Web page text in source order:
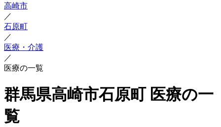
高崎市
／
石原町
／
医療・介護
／
医療の一覧
群馬県高崎市石原町 医療の一
覧